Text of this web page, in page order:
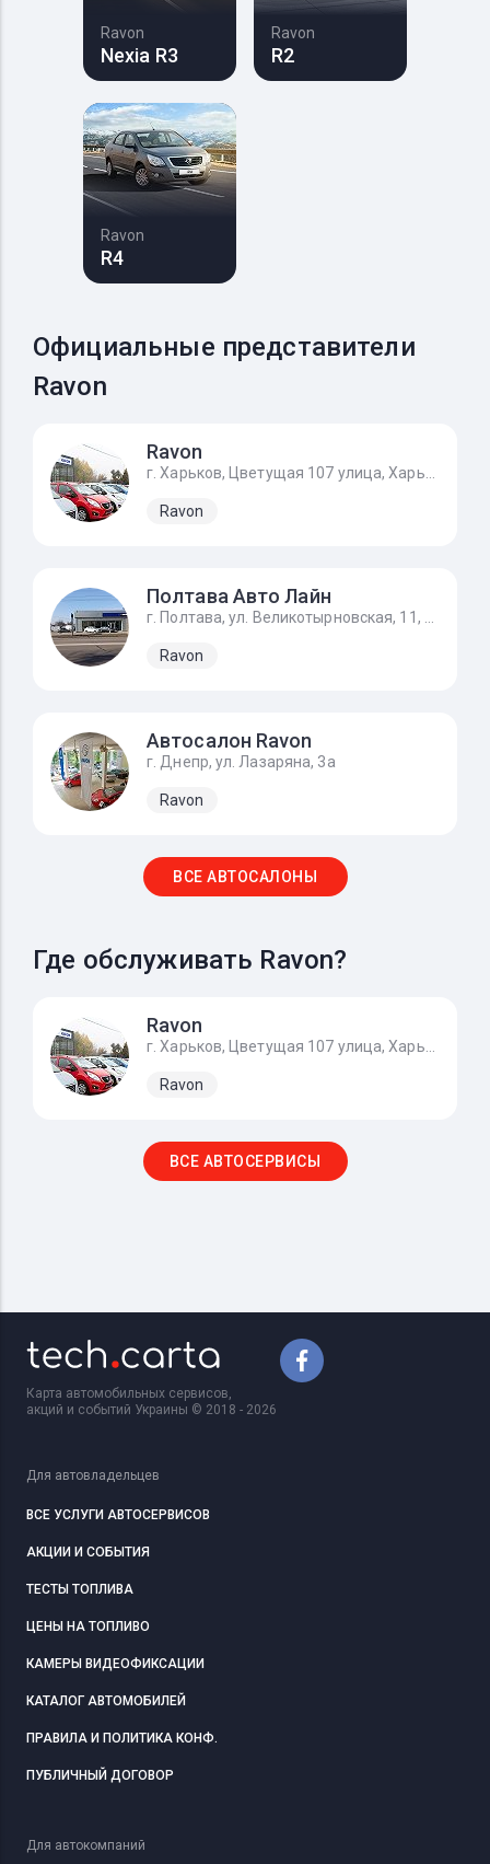
Ravon
Nexia R3
Ravon
R2
Ravon
R4
Официальные представители
Ravon
Ravon
Ravon
Полтава Авто Лайн
Ravon
Автосалон Ravon
г. Днепр, ул. Лазаряна, 3а
Ravon
ВСЕ АВТОСАЛОНЫ
Где обслуживать Ravon?
Ravon
Ravon
ВСЕ АВТОСЕРВИСЫ
Карта автомобильных сервисов,
акций и событий Украины © 2018 - 2026
Для автовладельцев
ВСЕ УСЛУГИ АВТОСЕРВИСОВ
АКЦИИ И СОБЫТИЯ
ТЕСТЫ ТОПЛИВА
ЦЕНЫ НА ТОПЛИВО
КАМЕРЫ ВИДЕОФИКСАЦИИ
КАТАЛОГ АВТОМОБИЛЕЙ
ПРАВИЛА И ПОЛИТИКА КОНФ.
ПУБЛИЧНЫЙ ДОГОВОР
Для автокомпаний